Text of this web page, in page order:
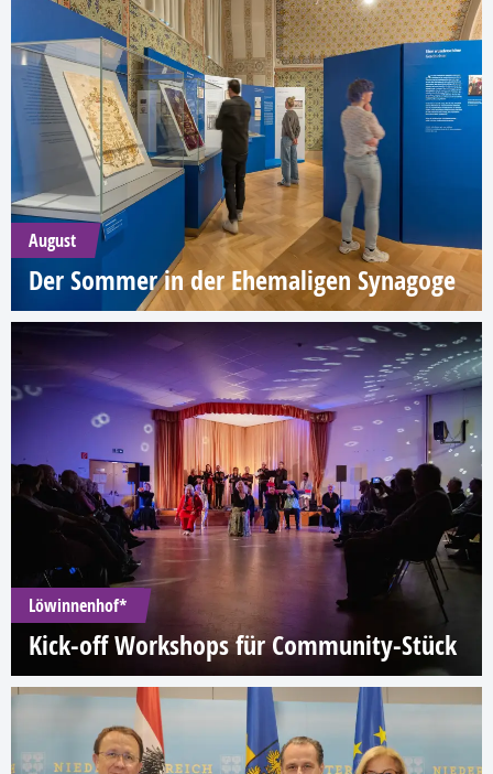
August
Der Sommer in der Ehemaligen Synagoge
Löwinnenhof*
Kick-off Workshops für Community-Stück